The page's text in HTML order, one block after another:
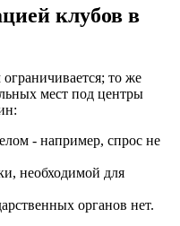
клубов в
то же
мест под центры
- например, спрос не
необходимой для
органов нет.